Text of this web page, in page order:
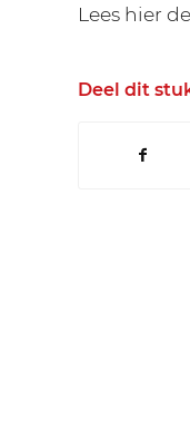
Lees hier de
Deel dit